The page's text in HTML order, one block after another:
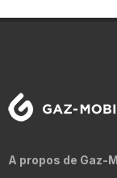
A propos de Gaz-